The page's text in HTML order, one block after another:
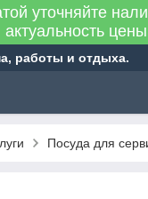
уточняйте
актуальность
работы и отдыха.
Посуда для